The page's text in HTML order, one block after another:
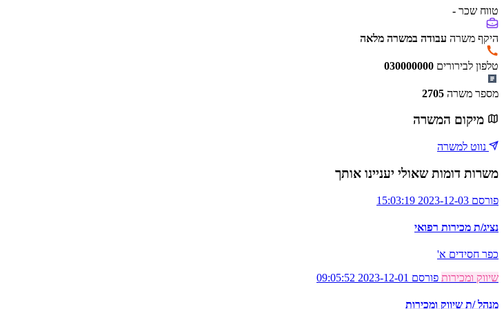
טווח שכר -
היקף משרה עבודה במשרה מלאה
טלפון לבירורים 030000000
מספר משרה 2705
מיקום המשרה
נווט למשרה
משרות דומות שאולי יעניינו אותך
פורסם 2023-12-03 15:03:19
נציג/ת מכירות רפואי
כפר חסידים א'
שיווק ומכירות פורסם 2023-12-01 09:05:52
מנהל /ת שיווק ומכירות